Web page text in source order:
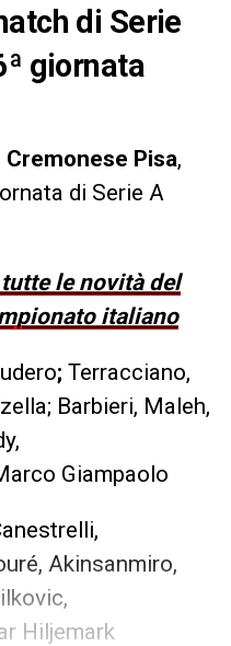
di Serie
giornata
Cremonese Pisa,
di Serie A
le novità del
italiano
; Terracciano,
Barbieri, Maleh,
Giampaolo
Akinsanmiro,
Hiljemark